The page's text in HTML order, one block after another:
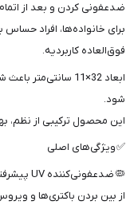
پستی(کلیک
کنید)
ادامه
ضدعفونی کردن و بعد از
برای خانواده‌ها، افراد
فوق‌العاده کاربردیه.
ابعاد 32×11
شود.
این محصول ترکیبی از نظم،
✅ ویژگی‌های اصلی
🦠 ضدعفونی‌کننده UV پیشرفته
از بین بردن باکتری‌ها و